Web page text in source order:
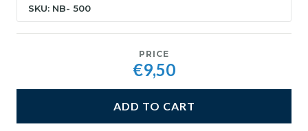
SKU: NB- 500
PRICE
€9,50
ADD TO CART